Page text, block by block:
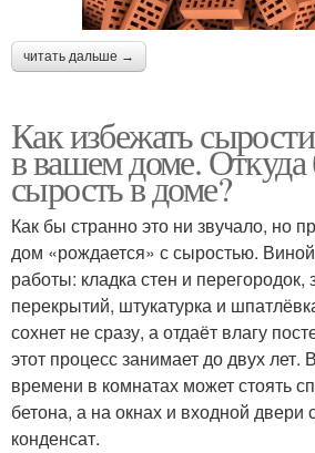
читать дальше →
Как избежать
в вашем доме. Откуда
сырость в доме?
Как бы странно это ни звучало, но
дом «рождается» с сыростью.
работы: кладка стен и перегородок,
перекрытий, штукатурка и
сохнет не сразу, а отдаёт влагу
этот процесс занимает до двух лет.
времени в комнатах может стоять
бетона, а на окнах и входной двери
конденсат.